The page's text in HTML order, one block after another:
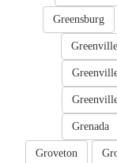
Greensburg
Greenville
Grenada
Groveton